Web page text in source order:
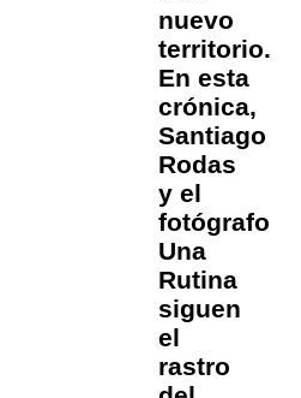
nuevo
territorio.
En esta
crónica,
Santiago
Rodas
y el
fotógrafo
Una
Rutina
siguen
el
rastro